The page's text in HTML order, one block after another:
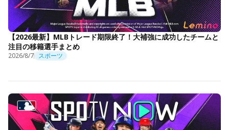
【2026最新】MLBトレード期限終了！大補強に成功したチームと
注目の移籍選手まとめ
2026/8/7 スポーツ